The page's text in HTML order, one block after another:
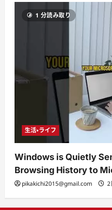
1 分読み取り
生活・ライフ
Windows is Quietly
Browsing History to
pikakichi2015@gmail.com 2